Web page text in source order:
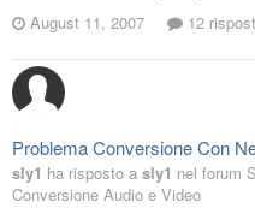
August 11, 2007
12
Problema Conversione Con
sly1 ha risposto a sly1 nel forum
Conversione Audio e Video